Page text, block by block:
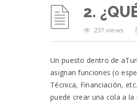
2.
237 views
Un puesto dentro de
asignan funciones (o
Técnica, Financiación,
puede crear una cola a